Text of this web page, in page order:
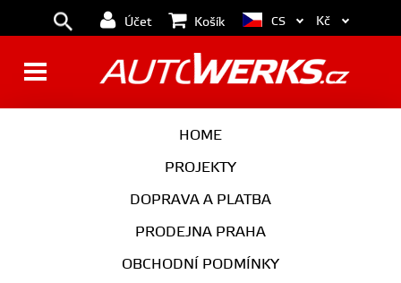
Účet Košík
HOME
PROJEKTY
DOPRAVA A PLATBA
PRODEJNA PRAHA
OBCHODNÍ PODMÍNKY
CS Kč
SPORTOVNÍ FILTRY A SÁNÍ
MOTOR